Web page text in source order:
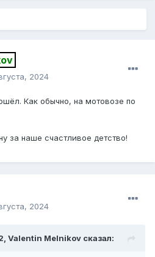
2024
Как обычно, на мотовозе по
за наше счастливое детство!
2024
Valentin Melnikov сказал: